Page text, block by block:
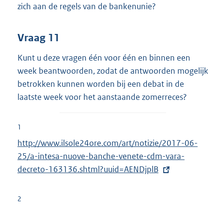
zich aan de regels van de bankenunie?
Vraag 11
Kunt u deze vragen één voor één en binnen een
week beantwoorden, zodat de antwoorden mogelijk
betrokken kunnen worden bij een debat in de
laatste week voor het aanstaande zomerreces?
1
E
x
t
r
http://www.ilsole24ore.com/art/notizie/2017-06-
25/a-intesa-nuove-banche-venete-cdm-vara-
decreto-163136.shtml?uuid=AENDjplB
2